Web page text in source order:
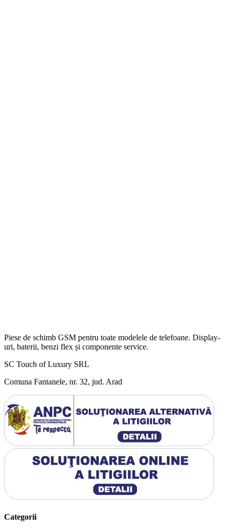
Piese de schimb GSM pentru toate modelele de telefoane. Display-
uri, baterii, benzi flex și componente service.
SC Touch of Luxury SRL
Comuna Fantanele, nr. 32, jud. Arad
Categorii